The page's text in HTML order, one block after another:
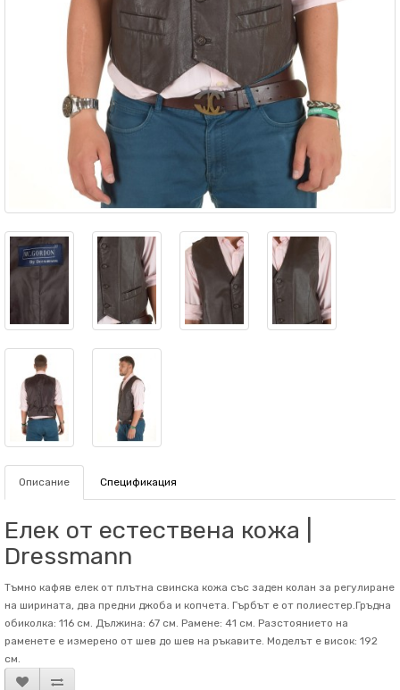
Описание Спецификация
Елек от естествена кожа |
Dressmann
Тъмно кафяв елек от плътна свинска кожа със заден колан за регулиране
на ширината, два предни джоба и копчета. Гърбът е от полиестер.Гръдна
обиколка: 116 см. Дължина: 67 см. Рамене: 41 см. Разстоянието на
раменете е измерено от шев до шев на ръкавите. Mоделът е висок: 192
см.